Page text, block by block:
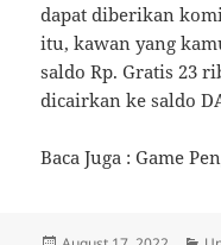
dapat diberikan
itu, kawan yang
saldo Rp. Gratis 23
dicairkan ke saldo
Baca Juga : Game